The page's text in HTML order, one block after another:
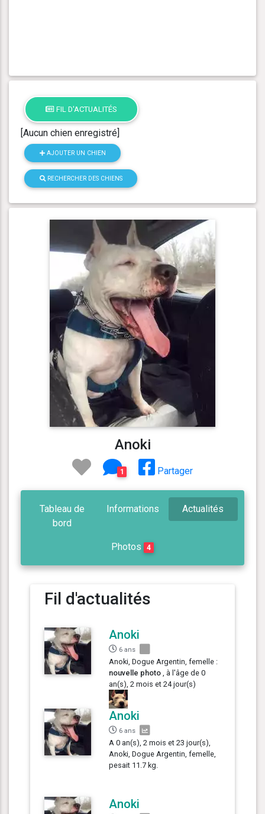
FIL D'ACTUALITÉS
[Aucun chien enregistré]
AJOUTER UN CHIEN
RECHERCHER DES CHIENS
Anoki
1 Partager
Tableau de
bord
Informations Actualités
Photos 4
Fil d'actualités
Anoki
6 ans
Anoki, Dogue Argentin, femelle :
nouvelle photo , à l'âge de 0
an(s), 2 mois et 24 jour(s)
Anoki
6 ans
A 0 an(s), 2 mois et 23 jour(s),
Anoki, Dogue Argentin, femelle,
pesait 11.7 kg.
Anoki